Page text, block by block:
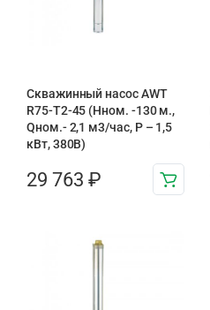
Скважинный насос AWT
R75-T2-45 (Нном. -130 м.,
Qном.- 2,1 м3/час, Р – 1,5
кВт, 380В)
29 763 ₽